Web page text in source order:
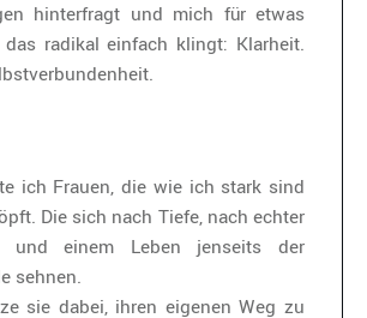
hinterfragt und mich für etwas
das radikal einfach klingt: Klarheit.
ich Frauen, die wie ich stark sind
Die sich nach Tiefe, nach echter
und einem Leben jenseits der
sehnen.
sie dabei, ihren eigenen Weg zu